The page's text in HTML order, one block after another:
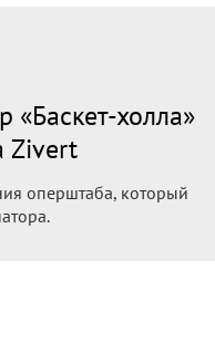
«Баскет-холла»
Zivert
оперштаба, который